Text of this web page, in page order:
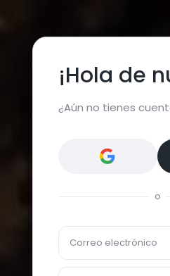
¡Hola de
¿Aún no tienes
o
Correo electrónico